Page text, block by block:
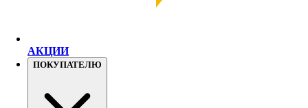
АКЦИИ
ПОКУПАТЕЛЮ